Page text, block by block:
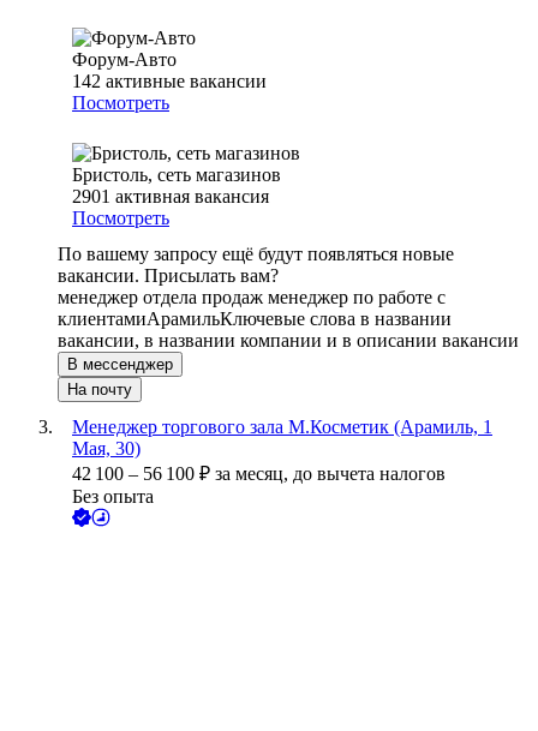
Форум-Авто
142 активные вакансии
Посмотреть
Бристоль, сеть магазинов
2901 активная вакансия
Посмотреть
По вашему запросу ещё будут появляться новые
вакансии. Присылать вам?
менеджер отдела продаж менеджер по работе с
клиентамиАрамильКлючевые слова в названии
вакансии, в названии компании и в описании вакансии
В мессенджер
На почту
Менеджер торгового зала М.Косметик (Арамиль, 1
Мая, 30)
42 100 – 56 100 ₽ за месяц, до вычета налогов
Без опыта